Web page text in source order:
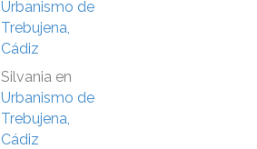
Urbanismo de
Trebujena,
Cádiz
Silvania en
Urbanismo de
Trebujena,
Cádiz